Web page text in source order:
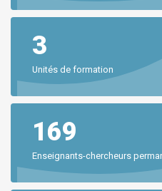
3
Unités de formation
169
Enseignants-chercheurs